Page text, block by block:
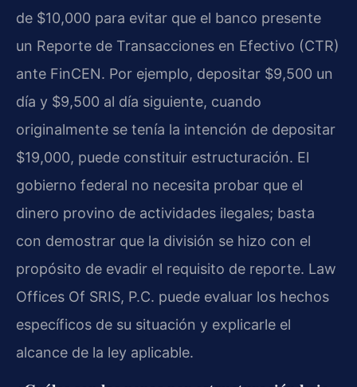
de $10,000 para evitar que el banco presente
un Reporte de Transacciones en Efectivo (CTR)
ante FinCEN. Por ejemplo, depositar $9,500 un
día y $9,500 al día siguiente, cuando
originalmente se tenía la intención de depositar
$19,000, puede constituir estructuración. El
gobierno federal no necesita probar que el
dinero provino de actividades ilegales; basta
con demostrar que la división se hizo con el
propósito de evadir el requisito de reporte. Law
Offices Of SRIS, P.C. puede evaluar los hechos
específicos de su situación y explicarle el
alcance de la ley aplicable.